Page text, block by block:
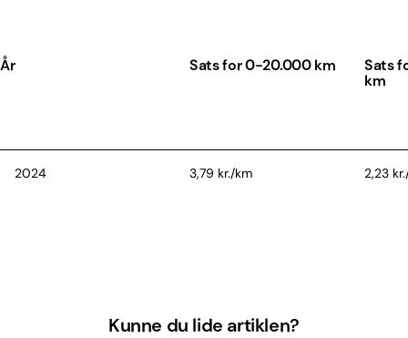
År Sats for 0-20.000 km
Sats
km
2024 3,79 kr./km 2,23
Kunne du lide artiklen?